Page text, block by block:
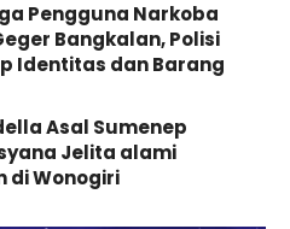
Pengguna Narkoba
Bangkalan, Polisi
Identitas dan Barang
Asal Sumenep
Jelita alami
di Wonogiri